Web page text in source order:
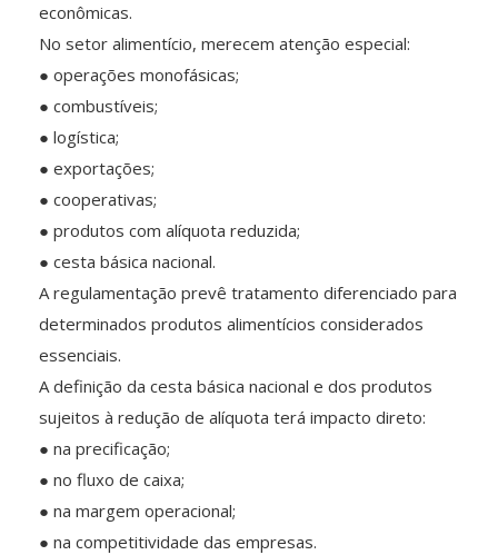
econômicas.
No setor alimentício, merecem atenção especial:
● operações monofásicas;
● combustíveis;
● logística;
● exportações;
● cooperativas;
● produtos com alíquota reduzida;
● cesta básica nacional.
A regulamentação prevê tratamento diferenciado para
determinados produtos alimentícios considerados
essenciais.
A definição da cesta básica nacional e dos produtos
sujeitos à redução de alíquota terá impacto direto:
● na precificação;
● no fluxo de caixa;
● na margem operacional;
● na competitividade das empresas.